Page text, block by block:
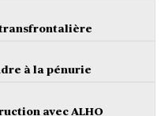
à la pénurie
avec ALHO